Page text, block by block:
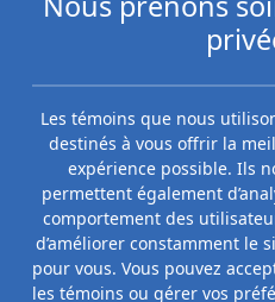
dettes impayées seront
prêteurs utilisent des pratiques
Québec (Loans Canada) n'est
société mère, ses filiales ou ses
« Equifax »). Le contenu de ce site
Equifax. Prêts Québec (Loans
Score du risque Equifax,
ne recommande aucun des
Web. Pour plus d'informations sur
et/ou les rapports de crédit
officiel d'Equifax
Prêts personnels à partir de
Les témoins que nous
destinés à vous offrir la
expérience possible. Ils
permettent également
comportement des
d’améliorer constamment le
pour vous. Vous pouvez
les témoins ou gérer vos